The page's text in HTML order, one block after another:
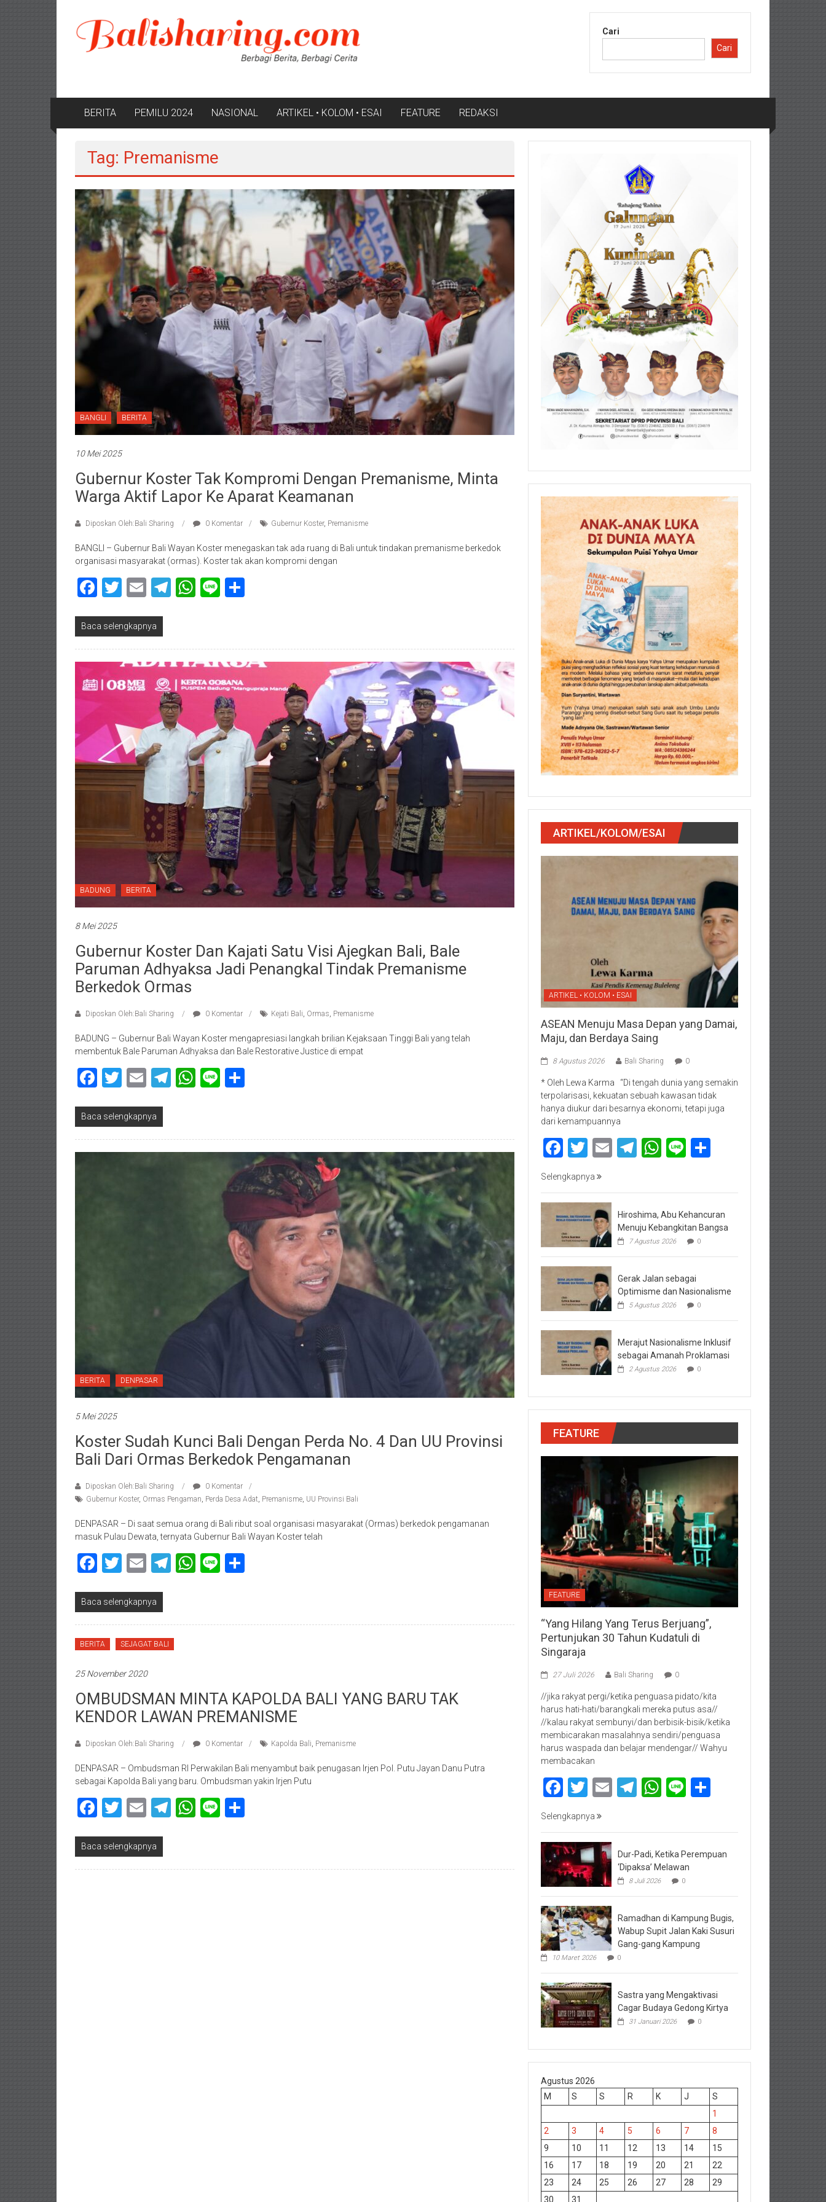
konten
Cari
Cari
BERITA PEMILU 2024 NASIONAL ARTIKEL • KOLOM • ESAI FEATURE REDAKSI
Tag: Premanisme
BANGLI BERITA
10 Mei 2025
Gubernur Koster Tak Kompromi Dengan Premanisme, Minta
Warga Aktif Lapor Ke Aparat Keamanan
Diposkan Oleh:Bali Sharing 0 Komentar Gubernur Koster, Premanisme
BANGLI – Gubernur Bali Wayan Koster menegaskan tak ada ruang di Bali untuk tindakan premanisme berkedok
organisasi masyarakat (ormas). Koster tak akan kompromi dengan
Facebook
Twitter
EmailTelegram
WhatsApp
Line
Baca selengkapnya
BADUNG BERITA
8 Mei 2025
Gubernur Koster Dan Kajati Satu Visi Ajegkan Bali, Bale
Paruman Adhyaksa Jadi Penangkal Tindak Premanisme
Berkedok Ormas
Diposkan Oleh:Bali Sharing 0 Komentar Kejati Bali, Ormas, Premanisme
BADUNG – Gubernur Bali Wayan Koster mengapresiasi langkah brilian Kejaksaan Tinggi Bali yang telah
membentuk Bale Paruman Adhyaksa dan Bale Restorative Justice di empat
Facebook
Twitter
EmailTelegram
WhatsApp
Line
Baca selengkapnya
BERITA DENPASAR
5 Mei 2025
Koster Sudah Kunci Bali Dengan Perda No. 4 Dan UU Provinsi
Bali Dari Ormas Berkedok Pengamanan
Diposkan Oleh:Bali Sharing
0 Komentar
Gubernur Koster, Ormas Pengaman, Perda Desa Adat, Premanisme, UU Provinsi Bali
DENPASAR – Di saat semua orang di Bali ribut soal organisasi masyarakat (Ormas) berkedok pengamanan
masuk Pulau Dewata, ternyata Gubernur Bali Wayan Koster telah
Facebook
Twitter
EmailTelegram
WhatsApp
Line
Baca selengkapnya
BERITA SEJAGAT BALI
25 November 2020
OMBUDSMAN MINTA KAPOLDA BALI YANG BARU TAK
KENDOR LAWAN PREMANISME
Diposkan Oleh:Bali Sharing 0 Komentar Kapolda Bali, Premanisme
DENPASAR – Ombudsman RI Perwakilan Bali menyambut baik penugasan Irjen Pol. Putu Jayan Danu Putra
sebagai Kapolda Bali yang baru. Ombudsman yakin Irjen Putu
Facebook
Twitter
EmailTelegram
WhatsApp
Line
Baca selengkapnya
ARTIKEL/KOLOM/ESAI
ARTIKEL • KOLOM • ESAI
ASEAN Menuju Masa Depan yang Damai,
Maju, dan Berdaya Saing
8 Agustus 2026 Bali Sharing 0
* Oleh Lewa Karma “Di tengah dunia yang semakin
terpolarisasi, kekuatan sebuah kawasan tidak
hanya diukur dari besarnya ekonomi, tetapi juga
dari kemampuannya
Facebook
Twitter
EmailTelegram
WhatsApp
Line
Selengkapnya
Hiroshima, Abu Kehancuran
Menuju Kebangkitan Bangsa
7 Agustus 2026 0
Gerak Jalan sebagai
Optimisme dan Nasionalisme
5 Agustus 2026 0
Merajut Nasionalisme Inklusif
sebagai Amanah Proklamasi
2 Agustus 2026 0
FEATURE
FEATURE
“Yang Hilang Yang Terus Berjuang”,
Pertunjukan 30 Tahun Kudatuli di
Singaraja
27 Juli 2026 Bali Sharing 0
//jika rakyat pergi/ketika penguasa pidato/kita
harus hati-hati/barangkali mereka putus asa//
//kalau rakyat sembunyi/dan berbisik-bisik/ketika
membicarakan masalahnya sendiri/penguasa
harus waspada dan belajar mendengar// Wahyu
membacakan
Facebook
Twitter
EmailTelegram
WhatsApp
Line
Selengkapnya
Dur-Padi, Ketika Perempuan
‘Dipaksa’ Melawan
8 Juli 2026 0
Ramadhan di Kampung Bugis,
Wabup Supit Jalan Kaki Susuri
Gang-gang Kampung
10 Maret 2026 0
Sastra yang Mengaktivasi
Cagar Budaya Gedong Kirtya
31 Januari 2026 0
Agustus 2026
M
S S R K J
S
1
2
3 4 5 6 7
8
9
10 11 12 13 14
15
16
17 18 19 20 21
22
23
24 25 26 27 28
29
30
31